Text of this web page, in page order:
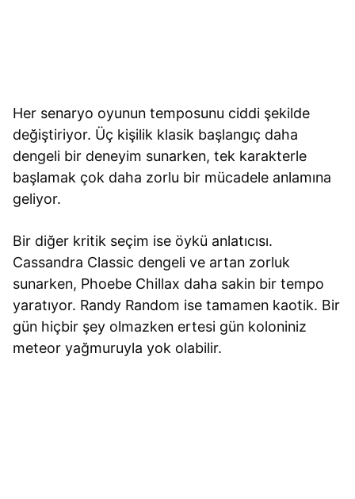
Her senaryo oyunun temposunu ciddi şekilde
değiştiriyor. Üç kişilik klasik başlangıç daha
dengeli bir deneyim sunarken, tek karakterle
başlamak çok daha zorlu bir mücadele anlamına
geliyor.
Bir diğer kritik seçim ise öykü anlatıcısı.
Cassandra Classic dengeli ve artan zorluk
sunarken, Phoebe Chillax daha sakin bir tempo
yaratıyor. Randy Random ise tamamen kaotik. Bir
gün hiçbir şey olmazken ertesi gün koloniniz
meteor yağmuruyla yok olabilir.